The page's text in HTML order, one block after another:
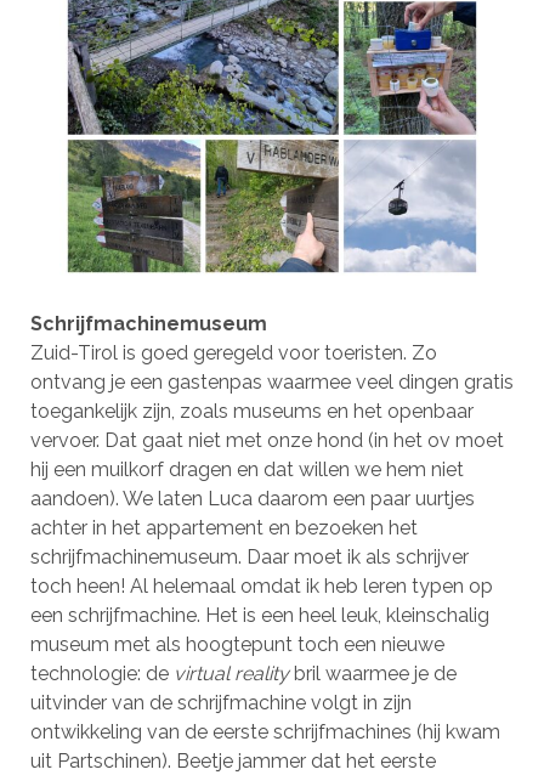
Schrijfmachinemuseum
Zuid-Tirol is goed geregeld voor toeristen. Zo
ontvang je een gastenpas waarmee veel dingen gratis
toegankelijk zijn, zoals museums en het openbaar
vervoer. Dat gaat niet met onze hond (in het ov moet
hij een muilkorf dragen en dat willen we hem niet
aandoen). We laten Luca daarom een paar uurtjes
achter in het appartement en bezoeken het
schrijfmachinemuseum. Daar moet ik als schrijver
toch heen! Al helemaal omdat ik heb leren typen op
een schrijfmachine. Het is een heel leuk, kleinschalig
museum met als hoogtepunt toch een nieuwe
technologie: de virtual realitybril waarmee je de
uitvinder van de schrijfmachine volgt in zijn
ontwikkeling van de eerste schrijfmachines (hij kwam
uit Partschinen). Beetje jammer dat het eerste